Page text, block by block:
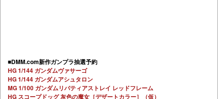
■DMM.com新作ガンプラ抽選予約
HG 1/144 ガンダムヴァサーゴ
HG 1/144 ガンダムアシュタロン
MG 1/100 ガンダムリバティアストレイ レッドフレーム
HG スコープドッグ 灰色の魔女［デザートカラー］（仮）